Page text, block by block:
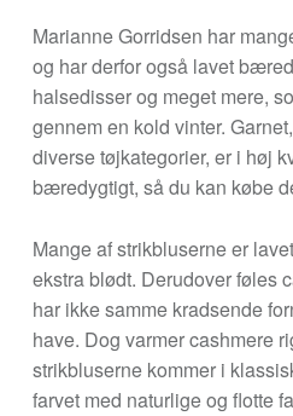
Marianne Gorridsen har
og har derfor også lavet
halsedisser og meget mere,
gennem en kold vinter.
diverse tøjkategorier, er i høj
bæredygtigt, så du kan købe
Mange af strikbluserne er
ekstra blødt. Derudover føles
har ikke samme kradsende
have. Dog varmer cashmere
strikbluserne kommer i
farvet med naturlige og flotte